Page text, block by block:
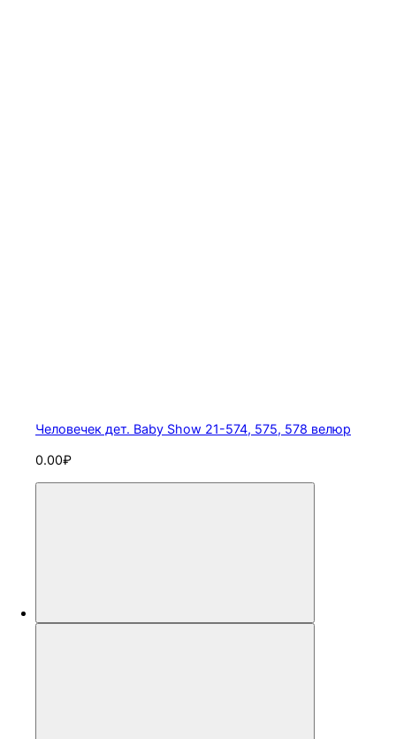
Человечек дет. Baby Show 21-574, 575, 578 велюр
0.00₽